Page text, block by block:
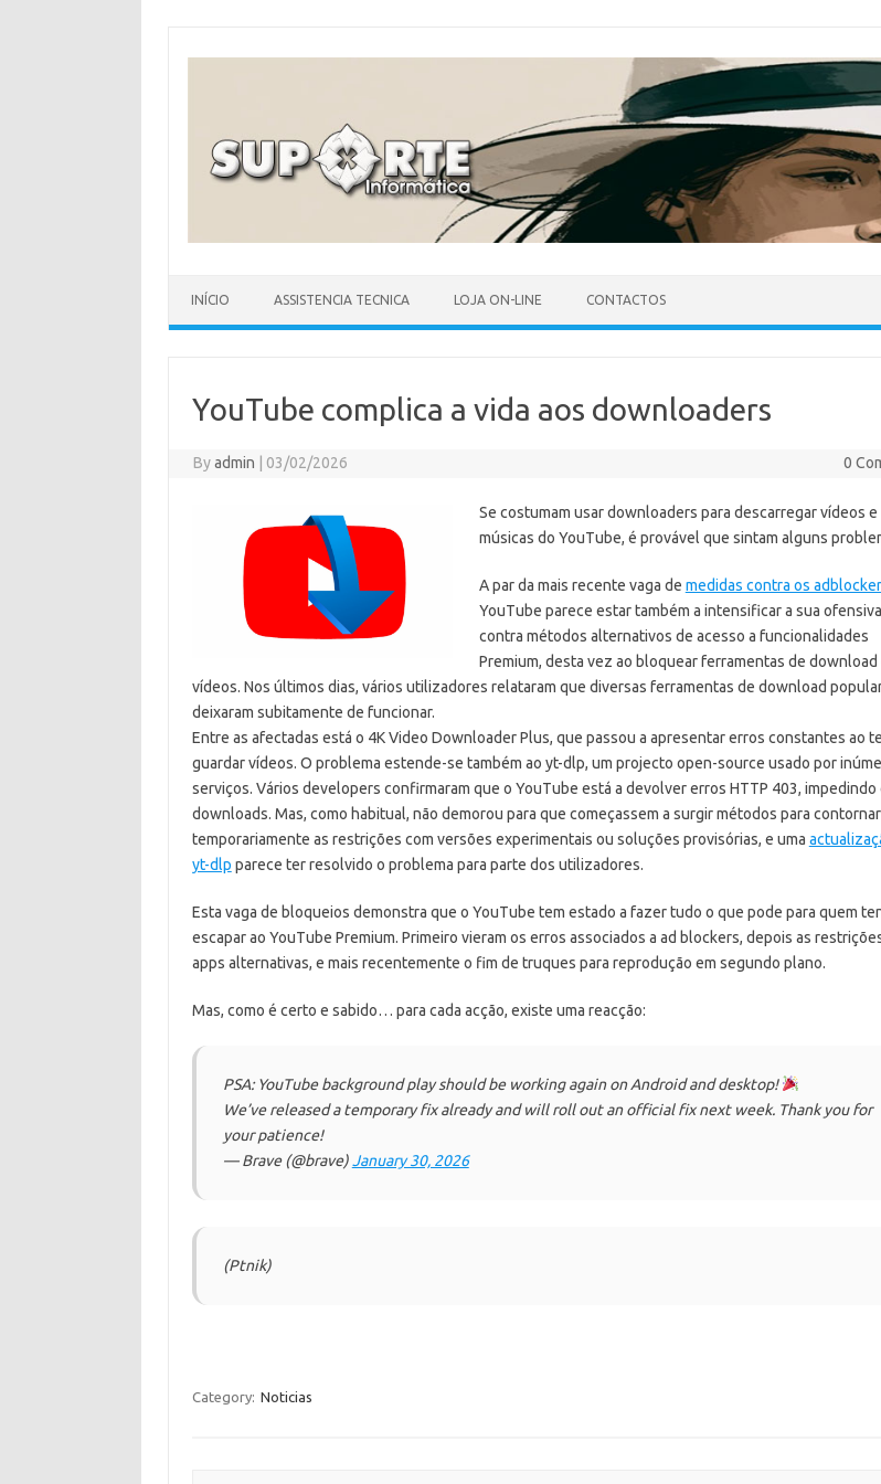
INÍCIO ASSISTENCIA TECNICA LOJA ON-LINE CONTACTOS
YouTube complica a vida aos downloaders
Byadmin 03/02/2026 0
Se costumam usar downloaders para descarregar vídeos e
músicas do YouTube, é provável que sintam alguns
A par da mais recente vaga de medidas contra os
YouTube parece estar também a intensificar a sua ofensiva
contra métodos alternativos de acesso a funcionalidades
Premium, desta vez ao bloquear ferramentas de download
vídeos. Nos últimos dias, vários utilizadores relataram que diversas ferramentas de download
deixaram subitamente de funcionar.
Entre as afectadas está o 4K Video Downloader Plus, que passou a apresentar erros constantes ao
guardar vídeos. O problema estende-se também ao yt-dlp, um projecto open-source usado por
serviços. Vários developers confirmaram que o YouTube está a devolver erros HTTP 403, impedindo
downloads. Mas, como habitual, não demorou para que começassem a surgir métodos para contornar
temporariamente as restrições com versões experimentais ou soluções provisórias, e uma
yt-dlp parece ter resolvido o problema para parte dos utilizadores.
Esta vaga de bloqueios demonstra que o YouTube tem estado a fazer tudo o que pode para quem
escapar ao YouTube Premium. Primeiro vieram os erros associados a ad blockers, depois as
apps alternativas, e mais recentemente o fim de truques para reprodução em segundo plano.
Mas, como é certo e sabido… para cada acção, existe uma reacção:
PSA: YouTube background play should be working again on Android and desktop!
We’ve released a temporary fix already and will roll out an official fix next week. Thank you for
your patience!
— Brave (@brave)January 30, 2026
(Ptnik)
Category: Noticias